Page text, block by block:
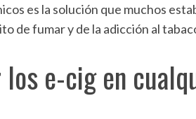
es la solución que muchos
de fumar y de la adicción al
los e-cig en